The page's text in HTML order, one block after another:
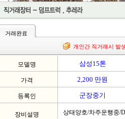
거래완료
개인간 직거래시 발
모델명 삼성15톤
가격 2,200 만원
등록인 군장중기
장비설명 상태양호/차주운행중/